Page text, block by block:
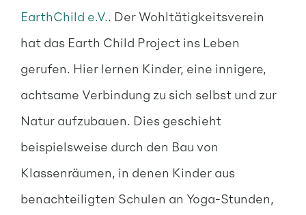
EarthChild e.V.. Der Wohltätigkeitsverein
hat das Earth Child Project ins Leben
gerufen. Hier lernen Kinder, eine innigere,
achtsame Verbindung zu sich selbst und zur
Natur aufzubauen. Dies geschieht
beispielsweise durch den Bau von
Klassenräumen, in denen Kinder aus
benachteiligten Schulen an Yoga-Stunden,